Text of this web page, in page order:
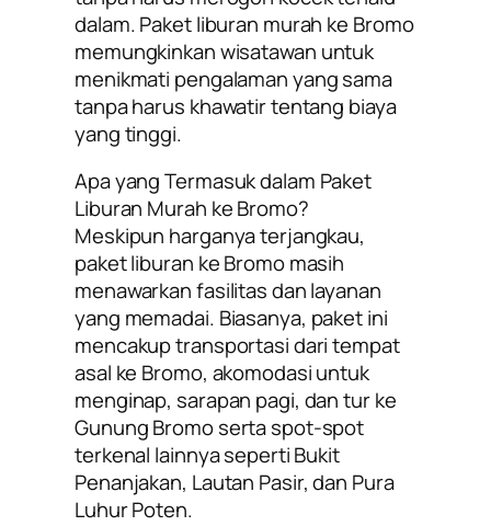
dalam. Paket liburan murah ke Bromo
memungkinkan wisatawan untuk
menikmati pengalaman yang sama
tanpa harus khawatir tentang biaya
yang tinggi.
Apa yang Termasuk dalam Paket
Liburan Murah ke Bromo?
Meskipun harganya terjangkau,
paket liburan ke Bromo masih
menawarkan fasilitas dan layanan
yang memadai. Biasanya, paket ini
mencakup transportasi dari tempat
asal ke Bromo, akomodasi untuk
menginap, sarapan pagi, dan tur ke
Gunung Bromo serta spot-spot
terkenal lainnya seperti Bukit
Penanjakan, Lautan Pasir, dan Pura
Luhur Poten.